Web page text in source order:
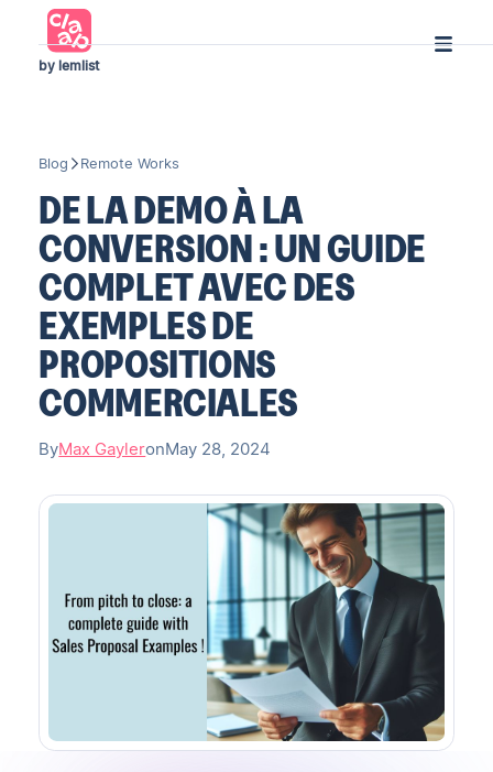
by lemlist
Blog Remote Works
DE LA DEMO À LA
CONVERSION : UN GUIDE
COMPLET AVEC DES
EXEMPLES DE
PROPOSITIONS
COMMERCIALES
ByMax GayleronMay 28, 2024